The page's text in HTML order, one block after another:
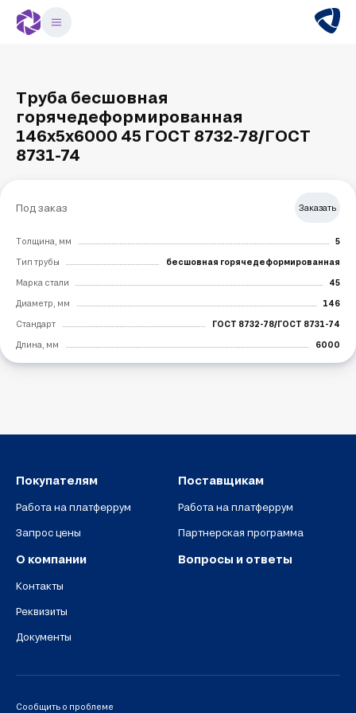
Труба бесшовная
горячедеформированная
146х5х6000 45 ГОСТ 8732-78/ГОСТ
8731-74
Под заказ Заказать
Толщина, мм 5
Тип трубы бесшовная горячедеформированная
Марка стали 45
Диаметр, мм 146
Стандарт ГОСТ 8732-78/ГОСТ 8731-74
Длина, мм 6000
Покупателям
Работа на платферрум
Запрос цены
Поставщикам
Работа на платферрум
Партнерская программа
О компании
Контакты
Реквизиты
Документы
Вопросы и ответы
Сообщить о проблеме